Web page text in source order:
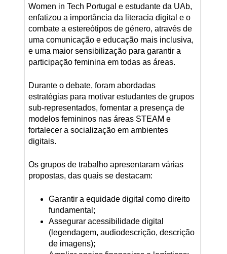
Women in Tech Portugal e estudante da UAb,
enfatizou a importância da literacia digital e o
combate a estereótipos de género, através de
uma comunicação e educação mais inclusiva,
e uma maior sensibilização para garantir a
participação feminina em todas as áreas.
Durante o debate, foram abordadas
estratégias para motivar estudantes de grupos
sub-representados, fomentar a presença de
modelos femininos nas áreas STEAM e
fortalecer a socialização em ambientes
digitais.
Os grupos de trabalho apresentaram várias
propostas, das quais se destacam:
Garantir a equidade digital como direito
fundamental;
Assegurar acessibilidade digital
(legendagem, audiodescrição, descrição
de imagens);